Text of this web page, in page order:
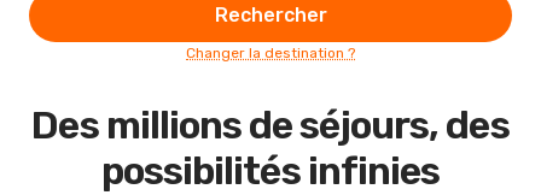
Rechercher
Changer la destination ?
Des millions de séjours, des
possibilités infinies